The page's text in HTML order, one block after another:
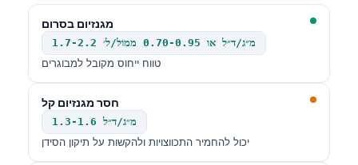
מגנזיום בסרום
1.7-2.2 מ״ג/ד״ל או 0.70-0.95 ממול/ל׳
טווח ייחוס מקובל למבוגרים
חסר מגנזיום קל
1.3-1.6 מ״ג/ד״ל
יכול להחמיר התכווצויות ולהקשות על תיקון הסידן